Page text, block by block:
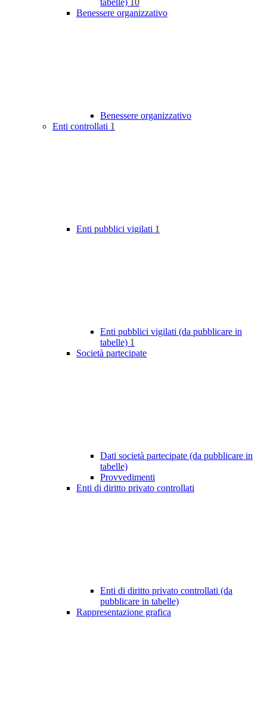
tabelle)
10
Benessere organizzativo
Benessere organizzativo
Enti controllati 1
Enti pubblici vigilati 1
Enti pubblici vigilati (da pubblicare in
tabelle) 1
Società partecipate
Dati società partecipate (da pubblicare in
tabelle)
Provvedimenti
Enti di diritto privato controllati
Enti di diritto privato controllati (da
pubblicare in tabelle)
Rappresentazione grafica